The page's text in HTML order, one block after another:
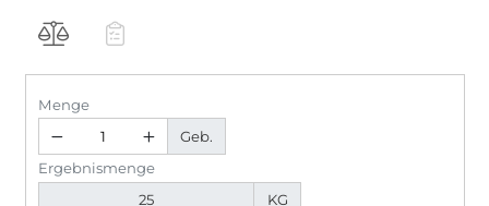
Menge
Geb.
Ergebnismenge
KG